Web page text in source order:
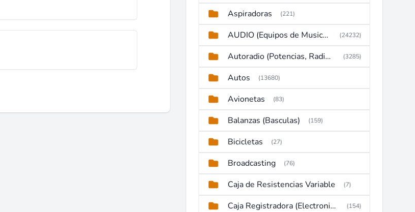
Aspiradoras (221)
AUDIO (Equipos de Musica, Amplificadores, Reproductores, Etc) (24232)
Autoradio (Potencias, Radios y DVD) (3285)
Autos (13680)
Avionetas (83)
Balanzas (Basculas) (159)
Bicicletas (27)
Broadcasting (76)
Caja de Resistencias Variable (7)
Caja Registradora (Electronic Cash Register) (154)